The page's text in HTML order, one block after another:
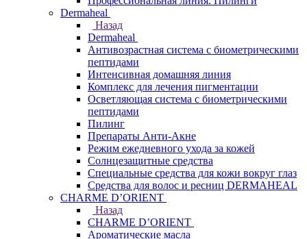
Dermaheal
Назад
Dermaheal
Антивозрастная система с биометрическими
пептидами
Интенсивная домашняя линия
Комплекс для лечения пигментации
Осветляющая система с биометрическими
пептидами
Пилинг
Препараты Анти-Акне
Режим ежедневного ухода за кожей
Солнцезащитные средства
Специальные средства для кожи вокруг глаз
Средства для волос и ресниц DERMAHEAL
CHARME D’ORIENT
Назад
CHARME D’ORIENT
Ароматические масла